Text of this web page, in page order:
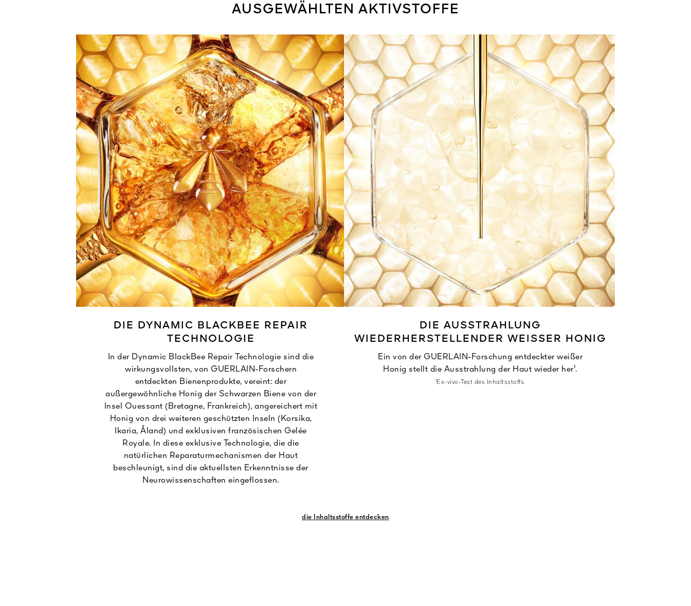
AUSGEWÄHLTEN AKTIVSTOFFE
DIE DYNAMIC BLACKBEE REPAIR
TECHNOLOGIE
In der Dynamic BlackBee Repair Technologie sind die
wirkungsvollsten, von GUERLAIN-Forschern
entdeckten Bienenprodukte, vereint: der
außergewöhnliche Honig der Schwarzen Biene von der
Insel Ouessant (Bretagne, Frankreich), angereichert mit
Honig von drei weiteren geschützten Inseln (Korsika,
Ikaria, Åland) und exklusiven französischen Gelée
Royale. In diese exklusive Technologie, die die
natürlichen Reparaturmechanismen der Haut
beschleunigt, sind die aktuellsten Erkenntnisse der
Neurowissenschaften eingeflossen.
DIE AUSSTRAHLUNG
WIEDERHERSTELLENDER WEISSER HONIG
Ein von der GUERLAIN-Forschung entdeckter weißer
Honig stellt die Ausstrahlung der Haut wieder her¹.
¹Ex-vivo-Test des Inhaltsstoffs.
die Inhaltsstoffe entdecken